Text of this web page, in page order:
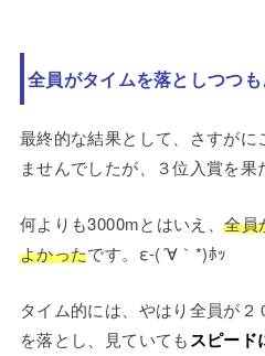
全員がタイムを落としつつも
最終的な結果として、さすがに
ませんでしたが、３位入賞を
何よりも3000mとはいえ、全員
よかったです。ε-(´∀｀*)ﾎｯ
タイム的には、やはり全員が
を落とし、見ていてもスピード